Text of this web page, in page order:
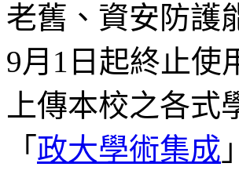
老舊、資安防護
9月1日起終止使
上傳本校之各
「 政大學術集成